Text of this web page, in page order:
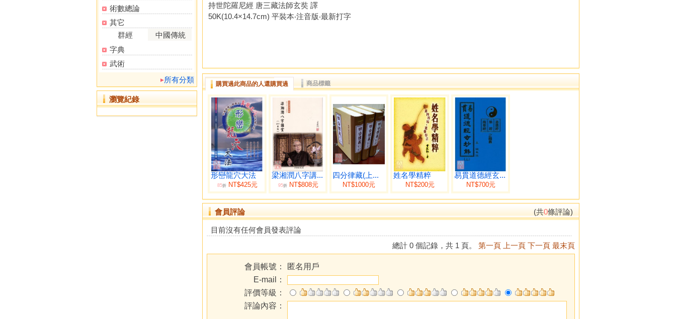
術數總論
其它
群經
中國傳統
字典
武術
所有分類
瀏覽紀錄
持世陀羅尼經 唐三藏法師玄奘 譯
50K(10.4×14.7cm) 平裝本‧注音版‧最新打字
購買過此商品的人還購買過 商品標籤
形巒龍穴大法
85折NT$425元
梁湘潤八字講...
95折NT$808元
四分律藏(上...
NT$1000元
姓名學精粹
NT$200元
易貫道德經玄...
NT$700元
會員評論 (共0條評論)
目前沒有任何會員發表評論
總計 0 個記錄，共 1 頁。 第一頁 上一頁 下一頁 最末頁
會員帳號：
匿名用戶
E-mail：
評價等級：
評論內容：